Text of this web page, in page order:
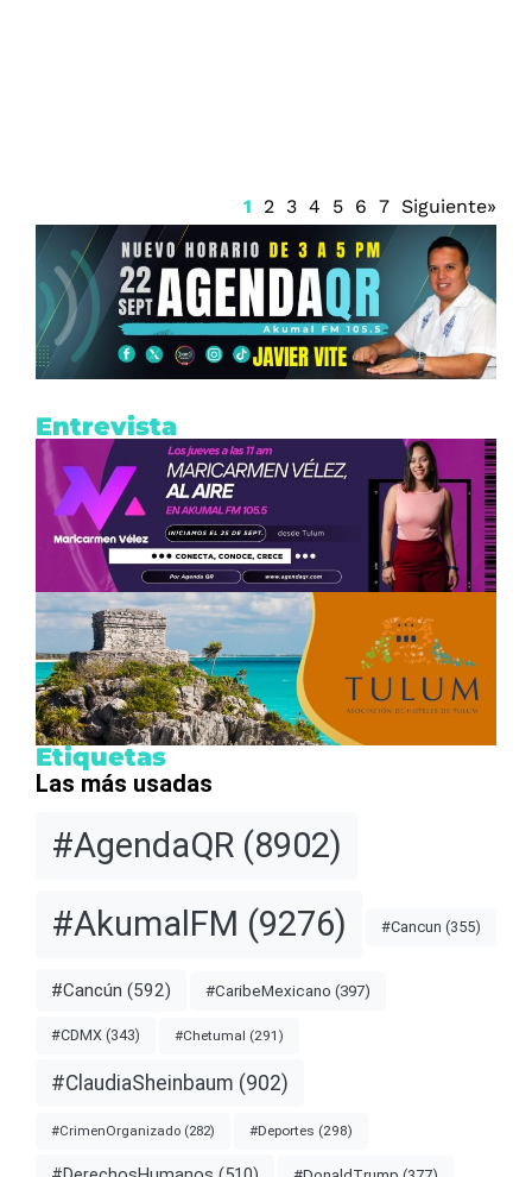
1 2 3 4 5 6 7 Siguiente»
Entrevista
Etiquetas
Las más usadas
#AgendaQR (8902)
#AkumalFM (9276) #Cancun (355)
#Cancún (592) #CaribeMexicano (397)
#CDMX (343) #Chetumal (291)
#ClaudiaSheinbaum (902)
#CrimenOrganizado (282) #Deportes (298)